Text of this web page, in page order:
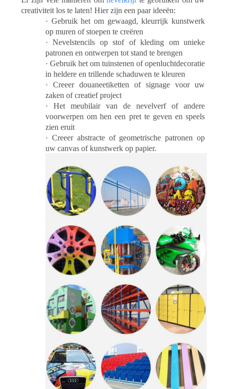
creativiteit los te laten! Hier zijn een paar ideeën:
· Gebruik het om gewaagd, kleurrijk kunstwerk
op muren of stoepen te creëren
· Nevelstencils op stof of kleding om unieke
patronen en ontwerpen tot stand te brengen
· Gebruik het om tuinstenen of openluchtdecoratie
in heldere en trillende schaduwen te kleuren
· Creeer douaneetiketten of signage voor uw
zaken of creatief project
· Het meubilair van de nevelverf of andere
voorwerpen om hen een pret te geven en speels
zien eruit
· Creeer abstracte of geometrische patronen op
uw canvas of kunstwerk op papier.